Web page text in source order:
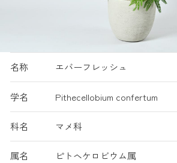
名称 エバーフレッシュ
学名 Pithecellobium confertum
科名 マメ科
属名 ピトヘケロビウム属